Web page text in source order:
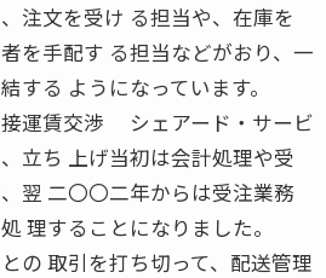
注文を受け る担当や、在庫を
を手配す る担当などがおり、一
する ようになっています。
運賃交渉 シェアード・サービ
立ち 上げ当初は会計処理や受
翌 二〇〇二年からは受注業務
理することになりました。
の 取引を打ち切って、配送管理